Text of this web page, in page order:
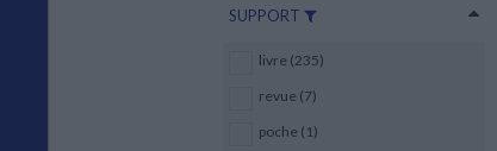
SUPPORT
livre (235)
revue (7)
poche (1)